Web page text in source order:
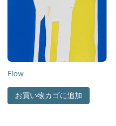
Flow
お買い物カゴに追加